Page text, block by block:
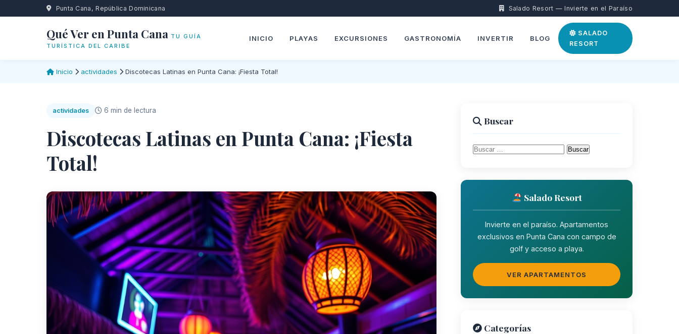
Punta Cana, República Dominicana Salado Resort — Invierte en el Paraíso
Qué Ver en Punta Cana TU GUÍA
TURÍSTICA DEL CARIBE
INICIO PLAYAS EXCURSIONES GASTRONOMÍA INVERTIR BLOG
SALADO
RESORT
Inicio actividades Discotecas Latinas en Punta Cana: ¡Fiesta Total!
actividades 6 min de lectura
Discotecas Latinas en Punta Cana: ¡Fiesta
Total!
Buscar
Buscar:
Salado Resort
Invierte en el paraíso. Apartamentos
exclusivos en Punta Cana con campo de
golf y acceso a playa.
VER APARTAMENTOS
Categorías